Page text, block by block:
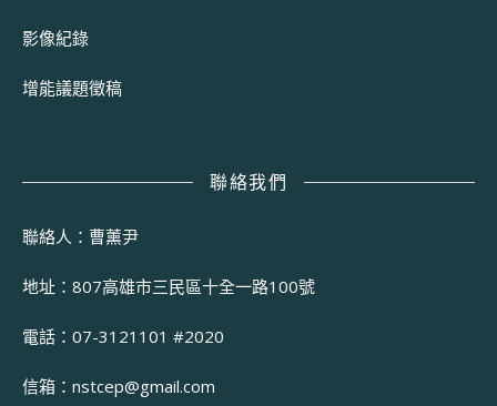
影像紀錄
增能議題徵稿
聯絡我們
聯絡人：曹薰尹
地址：807高雄市三民區十全一路100號
電話：07-3121101 #2020
信箱： nstcep@gmail.com